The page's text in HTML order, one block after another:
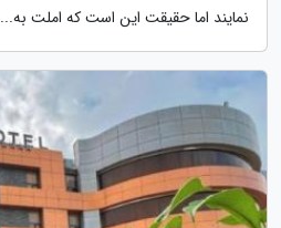
نمایند اما حقیقت این است که املت به...